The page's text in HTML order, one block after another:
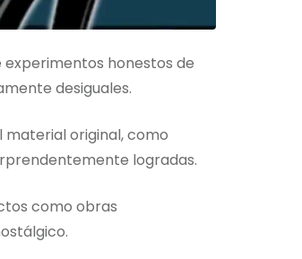
experimentos honestos de
desiguales.
material original, como
logradas.
como obras